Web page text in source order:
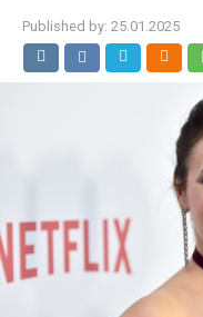
Published by: 25.01.2025